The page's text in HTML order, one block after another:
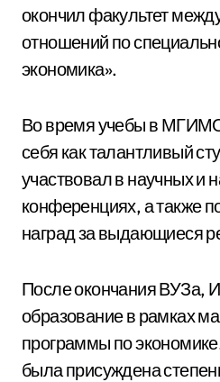
окончил факультет
отношений по
экономика».
Во время учебы в
себя как талантливый
участвовал в научных и
конференциях, а также
наград за выдающиеся
После окончания ВУЗа,
образование в рамках
программы по
была присуждена